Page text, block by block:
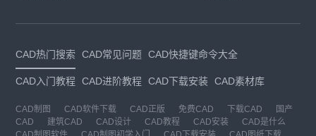
CAD热门搜索 CAD常见问题 CAD快捷键命令大全
CAD入门教程 CAD进阶教程 CAD下载安装 CAD素材库
CAD制图 CAD软件下载 CAD正版 免费CAD 下载CAD
国产
CAD
建筑CAD CAD设计 CAD教程 CAD安装
CAD是什么